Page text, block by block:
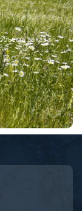
заказа